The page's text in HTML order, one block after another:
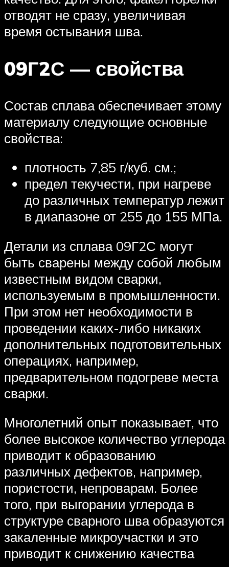
отводят не сразу, увеличивая
время остывания шва.
09Г2С — свойства
Состав сплава обеспечивает этому
материалу следующие основные
свойства:
плотность 7,85 г/куб. см.;
предел текучести, при нагреве
до различных температур лежит
в диапазоне от 255 до 155 МПа.
Детали из сплава 09Г2С могут
быть сварены между собой любым
известным видом сварки,
используемым в промышленности.
При этом нет необходимости в
проведении каких-либо никаких
дополнительных подготовительных
операциях, например,
предварительном подогреве места
сварки.
Многолетний опыт показывает, что
более высокое количество углерода
приводит к образованию
различных дефектов, например,
пористости, непроварам. Более
того, при выгорании углерода в
структуре сварного шва образуются
закаленные микроучастки и это
приводит к снижению качества